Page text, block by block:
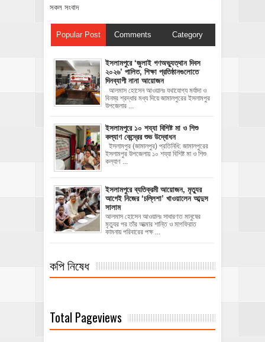
সকল সংবাদ
Popular Post Comments Category
‎ইসলামপুরে ‘জুলাই গণঅভ্যুত্থান দিবস
২০২৬’ পালিত, শিক্ষা প্রতিষ্ঠানগুলোতে
দিনব্যাপী নানা আয়োজন
‎​আলমাস হোসেন আওয়ালঃ‎ ‎​যথাযোগ্য মর্যাদা ও
বিনম্র শ্রদ্ধার মধ্য দিয়ে জামালপুরের ইসলামপুর
উপজেলার ...
ইসলামপুরে ১০ শয্যা বিশিষ্ট মা ও শিশু
কল্যাণ কেন্দ্রের শুভ উদ্বোধন
ইসলামপুর (জামালপুর) প্রতিনিধি: জামালপুরের
ইসলামপুর উপজেলায় ১০ শয্যা বিশিষ্ট মা ও শিশু
কল্যাণ ...
‎ইসলামপুরে ব্যতিক্রমী আয়োজন, মৃত্যুর
আগেই নিজের ‘চল্লিশা’ খাওয়ালেন আব্দুস
সালাম
আলমাস হোসেন আওয়ালঃ ‎​সাধারণত মানুষের
মৃত্যুর পর তাঁর আত্মার শান্তি ও মাগফিরাত
কামনায় পরিবারের পক্ষ ...
কপি নিষেধ
Total Pageviews